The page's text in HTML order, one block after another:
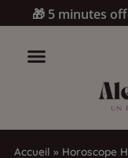
🎁 5 minutes
Accueil » Horoscope